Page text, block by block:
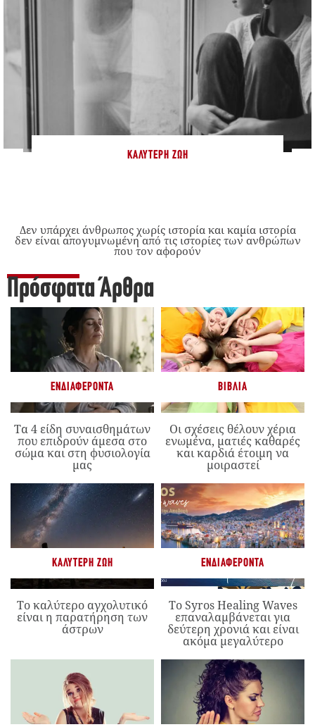
ΚΑΛΎΤΕΡΗ ΖΩΉ
Δεν υπάρχει άνθρωπος χωρίς ιστορία και καμία ιστορία
δεν είναι απογυμνωμένη από τις ιστορίες των ανθρώπων
που τον αφορούν
Πρόσφατα Άρθρα
ΕΝΔΙΑΦΈΡΟΝΤΑ
Τα 4 είδη συναισθημάτων
που επιδρούν άμεσα στο
σώμα και στη φυσιολογία
μας
ΒΙΒΛΊΑ
Οι σχέσεις θέλουν χέρια
ενωμένα, ματιές καθαρές
και καρδιά έτοιμη να
μοιραστεί
ΚΑΛΎΤΕΡΗ ΖΩΉ
Το καλύτερο αγχολυτικό
είναι η παρατήρηση των
άστρων
ΕΝΔΙΑΦΈΡΟΝΤΑ
Το Syros Healing Waves
επαναλαμβάνεται για
δεύτερη χρονιά και είναι
ακόμα μεγαλύτερο